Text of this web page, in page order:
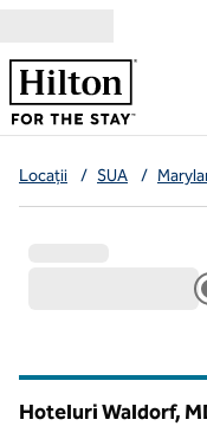
Locații / SUA /
Hoteluri Waldorf,